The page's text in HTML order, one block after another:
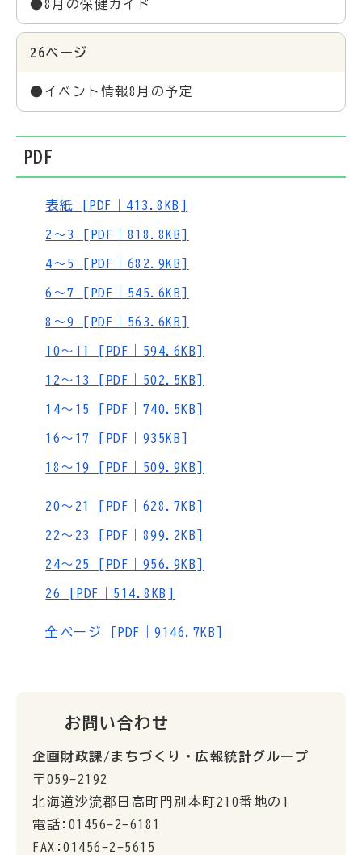
●8月の保健ガイド
26ページ
●イベント情報8月の予定
PDF
表紙 [PDF｜413.8KB]
2～3 [PDF｜818.8KB]
4～5 [PDF｜682.9KB]
6～7 [PDF｜545.6KB]
8～9 [PDF｜563.6KB]
10～11 [PDF｜594.6KB]
12～13 [PDF｜502.5KB]
14～15 [PDF｜740.5KB]
16～17 [PDF｜935KB]
18～19 [PDF｜509.9KB]
20～21 [PDF｜628.7KB]
22～23 [PDF｜899.2KB]
24～25 [PDF｜956.9KB]
26 [PDF｜514.8KB]
全ページ [PDF｜9146.7KB]
お問い合わせ
企画財政課/まちづくり・広報統計グループ
〒059-2192
北海道沙流郡日高町門別本町210番地の1
電話:01456-2-6181
FAX:01456-2-5615